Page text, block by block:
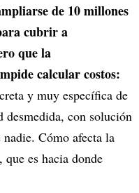
de 10 millones
cubrir a
que la
calcular costos:
y muy específica de
con solución
Cómo afecta la
es hacia donde